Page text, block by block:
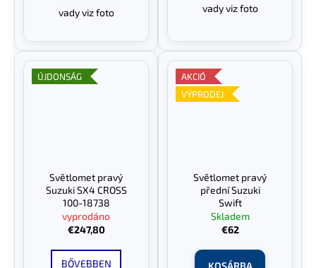
vady viz foto vady viz foto
ÚJDONSÁG
Světlomet pravý
Suzuki SX4 CROSS
100-18738
vyprodáno
€247,80
BŐVEBBEN
AKCIÓ
VÝPRODEJ
Světlomet pravý
přední Suzuki
Swift
Skladem
€62
KOSÁRBA